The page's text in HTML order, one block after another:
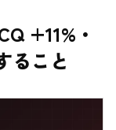
+11%・
ること